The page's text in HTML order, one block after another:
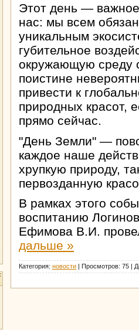
Этот день —
нас: мы всем
уникальным
губительное
окружающую среду
поистине
привести к
природных красот,
прямо сейчас.
"День Земли" —
каждое наше
хрупкую природу,
первозданную
В рамках этого
воспитанию
Ефимова В.И.
дальше »
Категория: новости | Просмотров: 75 |